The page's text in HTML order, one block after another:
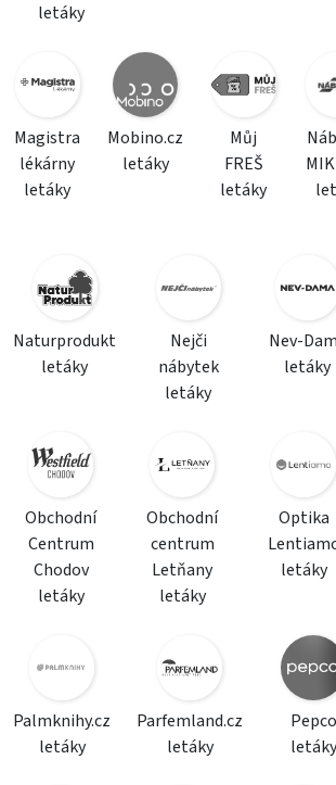
letáky
Magistra
lékárny
letáky
Mobino.cz
letáky
Můj
FREŠ
letáky
Naturprodukt
letáky
Nejči
nábytek
letáky
Nev-
letáky
Obchodní
Centrum
Chodov
letáky
Obchodní
centrum
Letňany
letáky
Optika
letáky
Palmknihy.cz
letáky
Parfemland.cz
letáky
Pepco
letáky